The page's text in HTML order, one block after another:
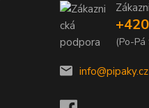
(Po-
info@pipaky.cz